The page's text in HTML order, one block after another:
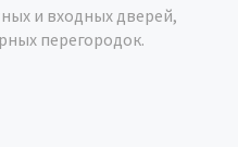
и входных дверей,
перегородок.